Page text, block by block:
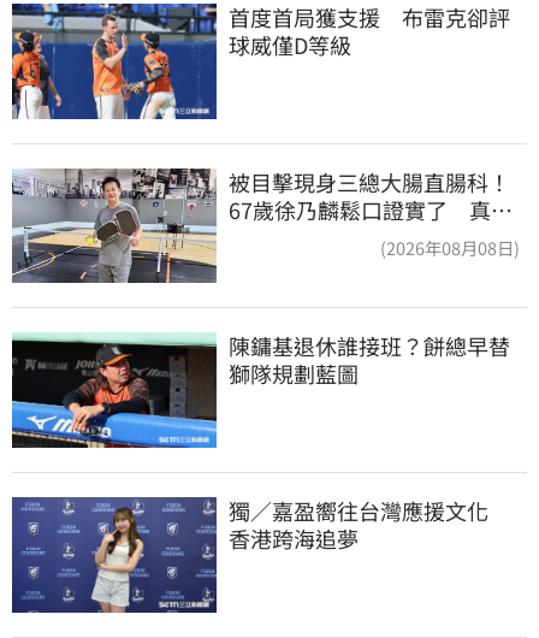
首度首局獲支援　布雷克卻評
球威僅D等級
被目擊現身三總大腸直腸科！
67歲徐乃麟鬆口證實了 真實
(2026年08月08日)
陳鏞基退休誰接班？餅總早替
獅隊規劃藍圖
獨／嘉盈嚮往台灣應援文化
香港跨海追夢